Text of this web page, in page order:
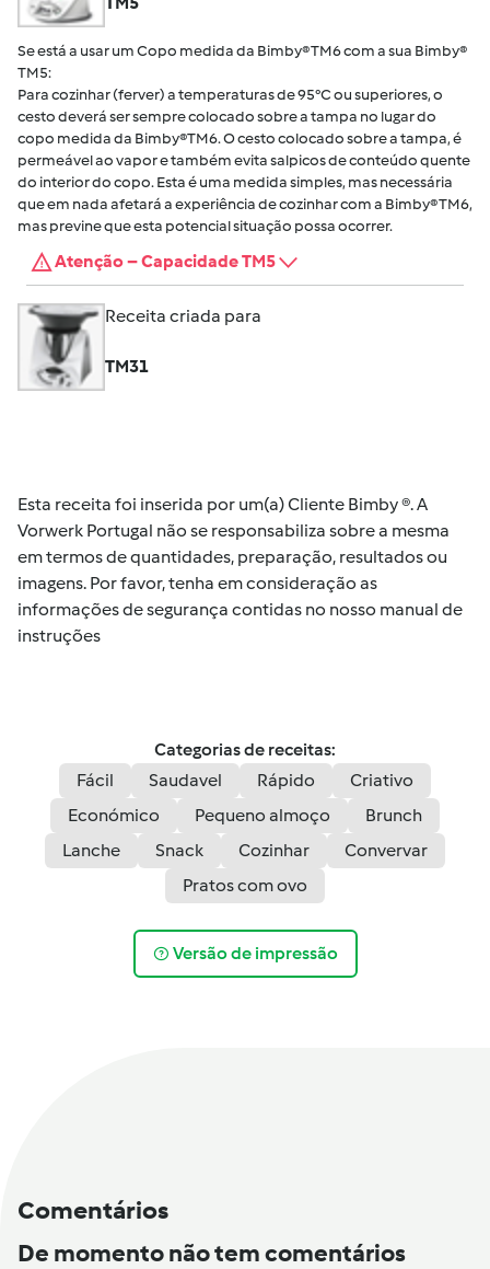
Se está a usar um Copo medida da Bimby® TM6 com a sua Bimby®
TM5:
Para cozinhar (ferver) a temperaturas de 95°C ou superiores, o
cesto deverá ser sempre colocado sobre a tampa no lugar do
copo medida da Bimby®TM6. O cesto colocado sobre a tampa, é
permeável ao vapor e também evita salpicos de conteúdo quente
do interior do copo. Esta é uma medida simples, mas necessária
que em nada afetará a experiência de cozinhar com a Bimby® TM6,
mas previne que esta potencial situação possa ocorrer.
Atenção – Capacidade TM5
Receita criada para
TM31
Esta receita foi inserida por um(a) Cliente Bimby ®. A
Vorwerk Portugal não se responsabiliza sobre a mesma
em termos de quantidades, preparação, resultados ou
imagens. Por favor, tenha em consideração as
informações de segurança contidas no nosso manual de
instruções
Categorias de receitas:
Fácil
Saudavel Rápido
Criativo
Económico
Pequeno almoço
Brunch
Lanche
Snack Cozinhar
Convervar
Pratos com ovo
Versão de impressão
Comentários
De momento não tem comentários